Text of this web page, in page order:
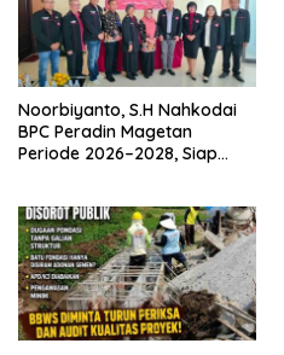
Noorbiyanto, S.H Nahkodai
BPC Peradin Magetan
Periode 2026–2028, Siap